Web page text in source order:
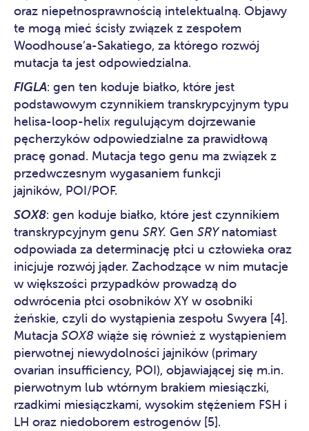
oraz niepełnosprawnością intelektualną. Objawy
te mogą mieć ścisły związek z zespołem
Woodhouse’a-Sakatiego, za którego rozwój
mutacja ta jest odpowiedzialna.
FIGLA: gen ten koduje białko, które jest
podstawowym czynnikiem transkrypcyjnym typu
helisa-loop-helix regulującym dojrzewanie
pęcherzyków odpowiedzialne za prawidłową
pracę gonad. Mutacja tego genu ma związek z
przedwczesnym wygasaniem funkcji
jajników, POI/POF.
SOX8: gen koduje białko, które jest czynnikiem
transkrypcyjnym genu SRY. Gen SRYnatomiast
odpowiada za determinację płci u człowieka oraz
inicjuje rozwój jąder. Zachodzące w nim mutacje
w większości przypadków prowadzą do
odwrócenia płci osobników XY w osobniki
żeńskie, czyli do wystąpienia zespołu Swyera [4].
Mutacja SOX8 wiąże się również z wystąpieniem
pierwotnej niewydolności jajników (primary
ovarian insufficiency, POI), objawiającej się m.in.
pierwotnym lub wtórnym brakiem miesiączki,
rzadkimi miesiączkami, wysokim stężeniem FSH i
LH oraz niedoborem estrogenów [5].